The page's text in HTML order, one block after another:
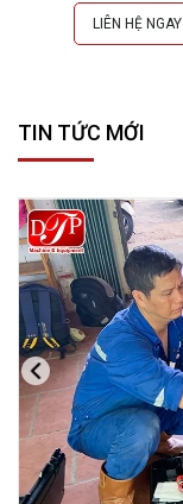
LIÊN HỆ NGAY
TIN TỨC MỚI